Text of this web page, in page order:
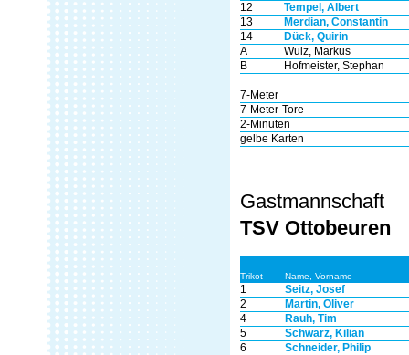
12
Tempel, Albert
13
Merdian, Constantin
14
Dück, Quirin
A
Wulz, Markus
B
Hofmeister, Stephan
7-Meter
7-Meter-Tore
2-Minuten
gelbe Karten
Gastmannschaft
TSV Ottobeuren
Trikot Name, Vorname
1
Seitz, Josef
2
Martin, Oliver
4
Rauh, Tim
5
Schwarz, Kilian
6
Schneider, Philip